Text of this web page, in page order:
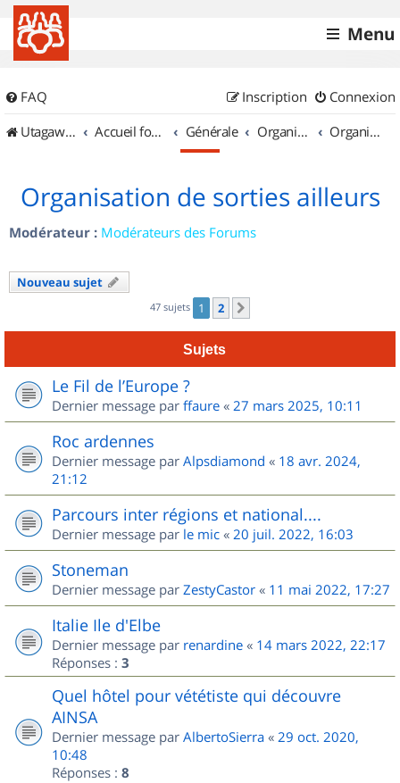
Menu
FAQ Connexion
Inscription
UtagawaVTT (Randos VTT et VTTAE avec traces GPS)
Accueil forum Générale Organisation de sorties & Recherche de partenaires Organisation de sorties ailleurs
Organisation de sorties ailleurs
Modérateur : Modérateurs des Forums
Nouveau sujet
47 sujets 1 2
Sujets
Le Fil de l’Europe ?
Dernier message par ffaure « 27 mars 2025, 10:11
Roc ardennes
Dernier message par Alpsdiamond « 18 avr. 2024,
21:12
Parcours inter régions et national....
Dernier message par le mic « 20 juil. 2022, 16:03
Stoneman
Dernier message par ZestyCastor « 11 mai 2022, 17:27
Italie Ile d'Elbe
Dernier message par renardine « 14 mars 2022, 22:17
Réponses : 3
Quel hôtel pour vététiste qui découvre
AINSA
Dernier message par AlbertoSierra « 29 oct. 2020,
10:48
Réponses : 8